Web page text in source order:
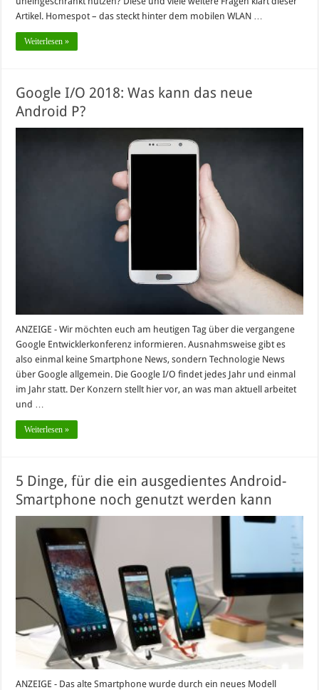
Artikel. Homespot – das steckt hinter dem mobilen WLAN …
Weiterlesen »
Google I/O 2018: Was kann das neue
Android P?
ANZEIGE - Wir möchten euch am heutigen Tag über die vergangene
Google Entwicklerkonferenz informieren. Ausnahmsweise gibt es
also einmal keine Smartphone News, sondern Technologie News
über Google allgemein. Die Google I/O findet jedes Jahr und einmal
im Jahr statt. Der Konzern stellt hier vor, an was man aktuell arbeitet
und …
Weiterlesen »
5 Dinge, für die ein ausgedientes Android-
Smartphone noch genutzt werden kann
ANZEIGE - Das alte Smartphone wurde durch ein neues Modell